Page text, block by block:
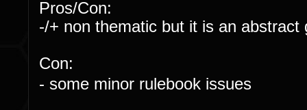
Pros/Con:
-/+ non thematic but it is an abstract
Con:
- some minor rulebook issues